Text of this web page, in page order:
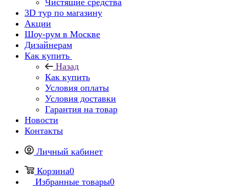
3D тур по магазину
Акции
Шоу-рум в Москве
Дизайнерам
Как купить
Назад
Как купить
Условия оплаты
Условия доставки
Гарантия на товар
Новости
Контакты
Личный кабинет
Корзина0
Избранные товары0